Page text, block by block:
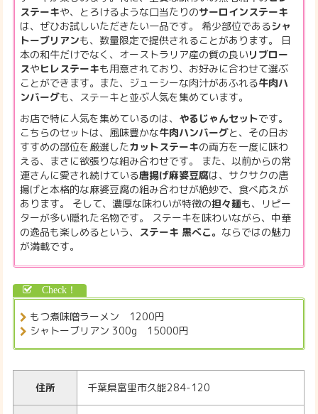
ステーキや、とろけるような口当たりのサーロインステーキ
は、ぜひお試しいただきたい一品です。 希少部位であるシャ
トーブリアンも、数量限定で提供されることがあります。 日
本の和牛だけでなく、オーストラリア産の質の良いリブロー
スやヒレステーキも用意されており、お好みに合わせて選ぶ
ことができます。また、ジューシーな肉汁があふれる牛肉ハ
ンバーグも、ステーキと並ぶ人気を集めています。
お店で特に人気を集めているのは、 やるじゃんセットです。
こちらのセットは、風味豊かな牛肉ハンバーグと、その日お
すすめの部位を厳選したカットステーキの両方を一度に味わ
える、まさに欲張りな組み合わせです。 また、以前からの常
連さんに愛され続けている唐揚げ麻婆豆腐は、サクサクの唐
揚げと本格的な麻婆豆腐の組み合わせが絶妙で、食べ応えが
あります。 そして、濃厚な味わいが特徴の担々麺も、リピー
ターが多い隠れた名物です。 ステーキを味わいながら、中華
の逸品も楽しめるという、
ステーキ 黒べこ。 ならではの魅力
が満載です。
もつ煮味噌ラーメン 1200円
シャトーブリアン 300g 15000円
住所 千葉県富里市久能284-120